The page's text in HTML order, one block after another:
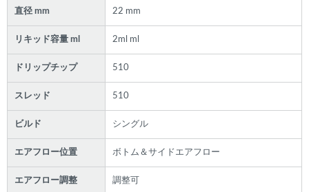
直径 mm 22 mm
リキッド容量 ml 2ml ml
ドリップチップ 510
スレッド 510
ビルド シングル
エアフロー位置 ボトム＆サイドエアフロー
エアフロー調整 調整可